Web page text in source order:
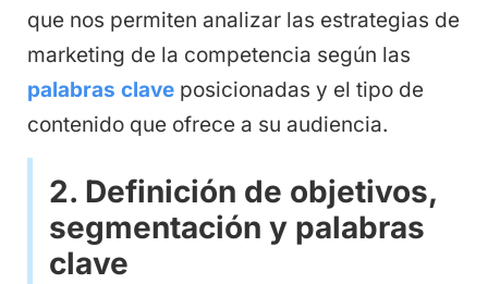
que nos permiten analizar las estrategias de
marketing de la competencia según las
palabras clave posicionadas y el tipo de
contenido que ofrece a su audiencia.
2. Definición de objetivos,
segmentación y palabras
clave